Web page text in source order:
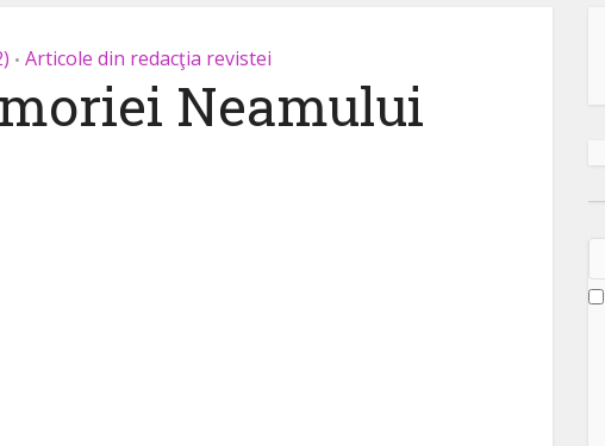
• Articole din redacţia revistei
Neamului